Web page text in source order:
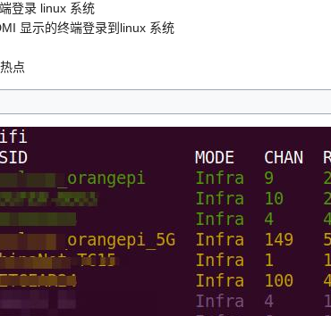
登录 linux 系统
显示的终端登录到linux 系统
点